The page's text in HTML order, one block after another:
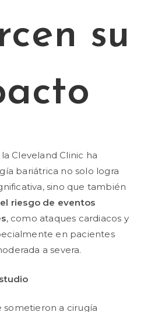
su
Cleveland Clinic ha
bariátrica no solo logra
sino que también
riesgo de eventos
, como ataques cardiacos y
en pacientes
a severa.
sometieron a cirugía